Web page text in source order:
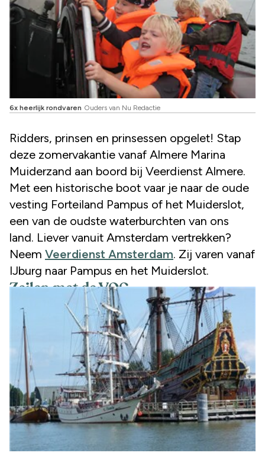
6x heerlijk rondvaren Ouders van Nu Redactie
Ridders, prinsen en prinsessen opgelet! Stap
deze zomervakantie vanaf Almere Marina
Muiderzand aan boord bij Veerdienst Almere.
Met een historische boot vaar je naar de oude
vesting Forteiland Pampus of het Muiderslot,
een van de oudste waterburchten van ons
land. Liever vanuit Amsterdam vertrekken?
Neem Veerdienst Amsterdam. Zij varen vanaf
IJburg naar Pampus en het Muiderslot.
Zeilen met de VOC